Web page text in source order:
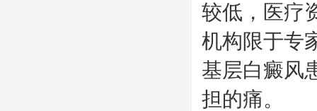
较低，医疗
机构限于专
基层白癜风
担的痛。